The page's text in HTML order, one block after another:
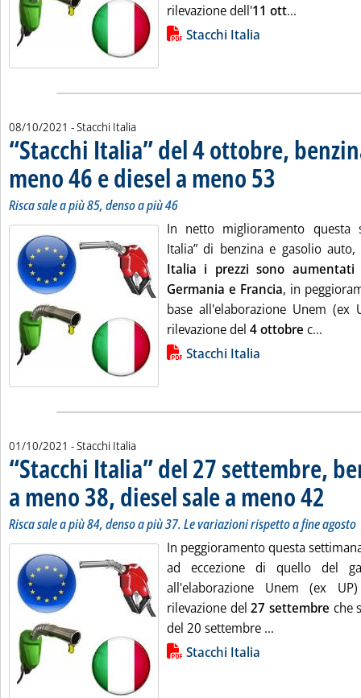
rilevazione dell'11 ott...
Lista allegati PDF alla notizia
Stacchi Italia
08/10/2021 - Stacchi Italia
“Stacchi Italia” del 4 ottobre,
meno 46 e diesel a meno 53
Risca sale a più 85, denso a più 46
In netto miglioramento questa
Italia” di benzina e gasolio
Italia i prezzi sono
Germania e Francia, in
base all'elaborazione Unem (ex
rilevazione del 4 ottobre c...
Lista allegati PDF alla notizia
Stacchi Italia
01/10/2021 - Stacchi Italia
“Stacchi Italia” del 27 settembre,
a meno 38, diesel sale a meno 42
Risca sale a più 84, denso a più 37. Le variazioni rispetto a fine agosto
In peggioramento questa
ad eccezione di quello del
all'elaborazione Unem (ex
rilevazione del27 settembre che
del 20 settembre ...
Lista allegati PDF alla notizia
Stacchi Italia